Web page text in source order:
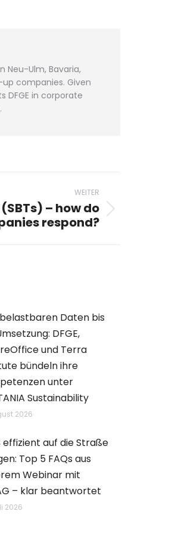
Ulm, Bavaria,
companies. Given
in corporate
WEITER
– how do
respond?
Daten bis
DFGE,
und Terra
bündeln ihre
unter
Sustainability
2026
effizient auf die Straße
Top 5 FAQs aus
Webinar mit
– klar beantwortet
2026